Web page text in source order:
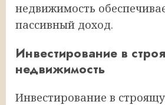
недвижимость
пассивный доход.
Инвестирование в
недвижимость
Инвестирование в